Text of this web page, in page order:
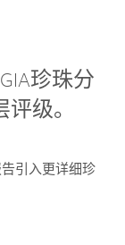
珍珠分
级。
引入更详细珍